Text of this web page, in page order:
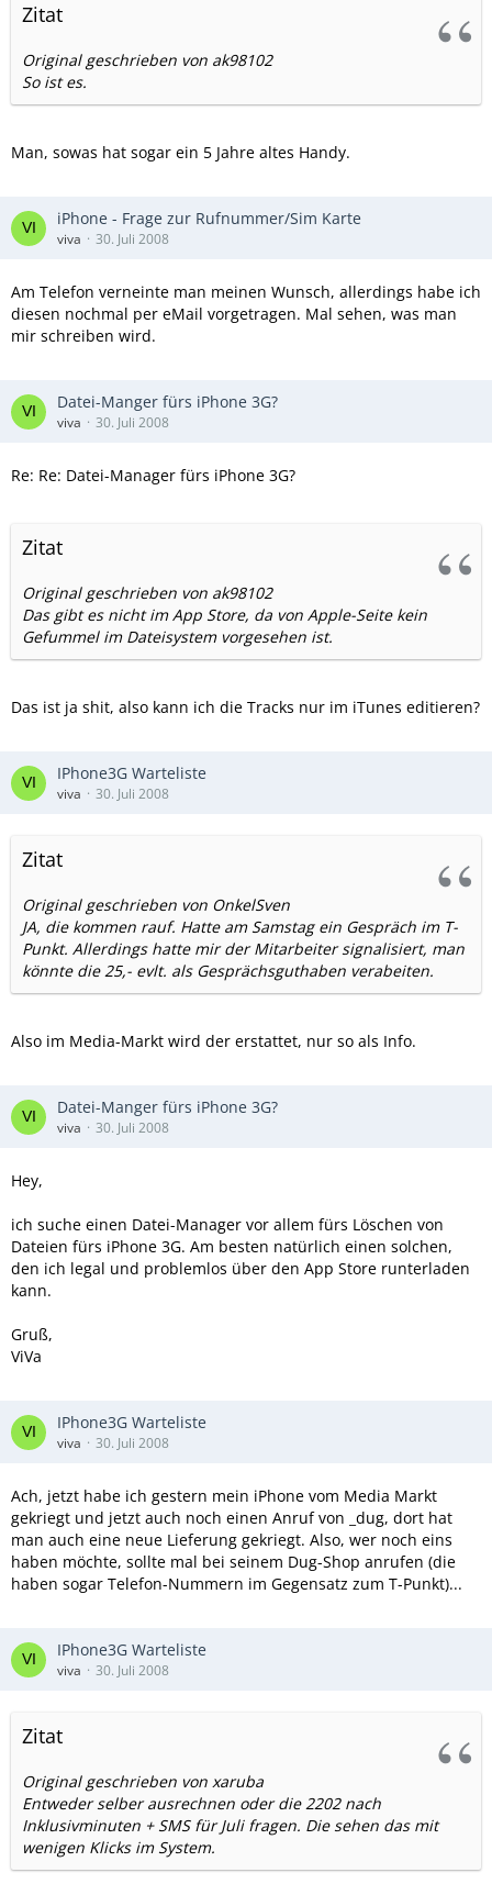
Zitat
Original geschrieben von ak98102
So ist es.
Man, sowas hat sogar ein 5 Jahre altes Handy.
iPhone - Frage zur Rufnummer/Sim Karte
viva 30. Juli 2008
Am Telefon verneinte man meinen Wunsch, allerdings habe ich
diesen nochmal per eMail vorgetragen. Mal sehen, was man
mir schreiben wird.
Datei-Manger fürs iPhone 3G?
viva 30. Juli 2008
Re: Re: Datei-Manager fürs iPhone 3G?
Zitat
Original geschrieben von ak98102
Das gibt es nicht im App Store, da von Apple-Seite kein
Gefummel im Dateisystem vorgesehen ist.
Das ist ja shit, also kann ich die Tracks nur im iTunes editieren?
IPhone3G Warteliste
viva 30. Juli 2008
Zitat
Original geschrieben von OnkelSven
JA, die kommen rauf. Hatte am Samstag ein Gespräch im T-
Punkt. Allerdings hatte mir der Mitarbeiter signalisiert, man
könnte die 25,- evlt. als Gesprächsguthaben verabeiten.
Also im Media-Markt wird der erstattet, nur so als Info.
Datei-Manger fürs iPhone 3G?
viva 30. Juli 2008
Hey,
ich suche einen Datei-Manager vor allem fürs Löschen von
Dateien fürs iPhone 3G. Am besten natürlich einen solchen,
den ich legal und problemlos über den App Store runterladen
kann.
Gruß,
ViVa
IPhone3G Warteliste
viva 30. Juli 2008
Ach, jetzt habe ich gestern mein iPhone vom Media Markt
gekriegt und jetzt auch noch einen Anruf von _dug, dort hat
man auch eine neue Lieferung gekriegt. Also, wer noch eins
haben möchte, sollte mal bei seinem Dug-Shop anrufen (die
haben sogar Telefon-Nummern im Gegensatz zum T-Punkt)...
IPhone3G Warteliste
viva 30. Juli 2008
Zitat
Original geschrieben von xaruba
Entweder selber ausrechnen oder die 2202 nach
Inklusivminuten + SMS für Juli fragen. Die sehen das mit
wenigen Klicks im System.